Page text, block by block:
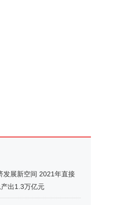
发展新空间 2021年直接
出1.3万亿元